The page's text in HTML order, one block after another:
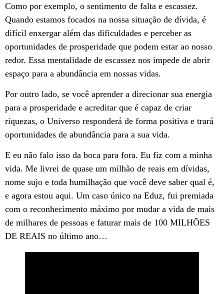
Como por exemplo, o sentimento de falta e escassez.
Quando estamos focados na nossa situação de dívida, é
difícil enxergar além das dificuldades e perceber as
oportunidades de prosperidade que podem estar ao nosso
redor. Essa mentalidade de escassez nos impede de abrir
espaço para a abundância em nossas vidas.
Por outro lado, se você aprender a direcionar sua energia
para a prosperidade e acreditar que é capaz de criar
riquezas, o Universo responderá de forma positiva e trará
oportunidades de abundância para a sua vida.
E eu não falo isso da boca para fora. Eu fiz com a minha
vida. Me livrei de quase um milhão de reais em dívidas,
nome sujo e toda humilhação que você deve saber qual é,
e agora estou aqui. Um caso único na Eduz, fui premiada
com o reconhecimento máximo por mudar a vida de mais
de milhares de pessoas e faturar mais de 100 MILHÕES
DE REAIS no último ano…